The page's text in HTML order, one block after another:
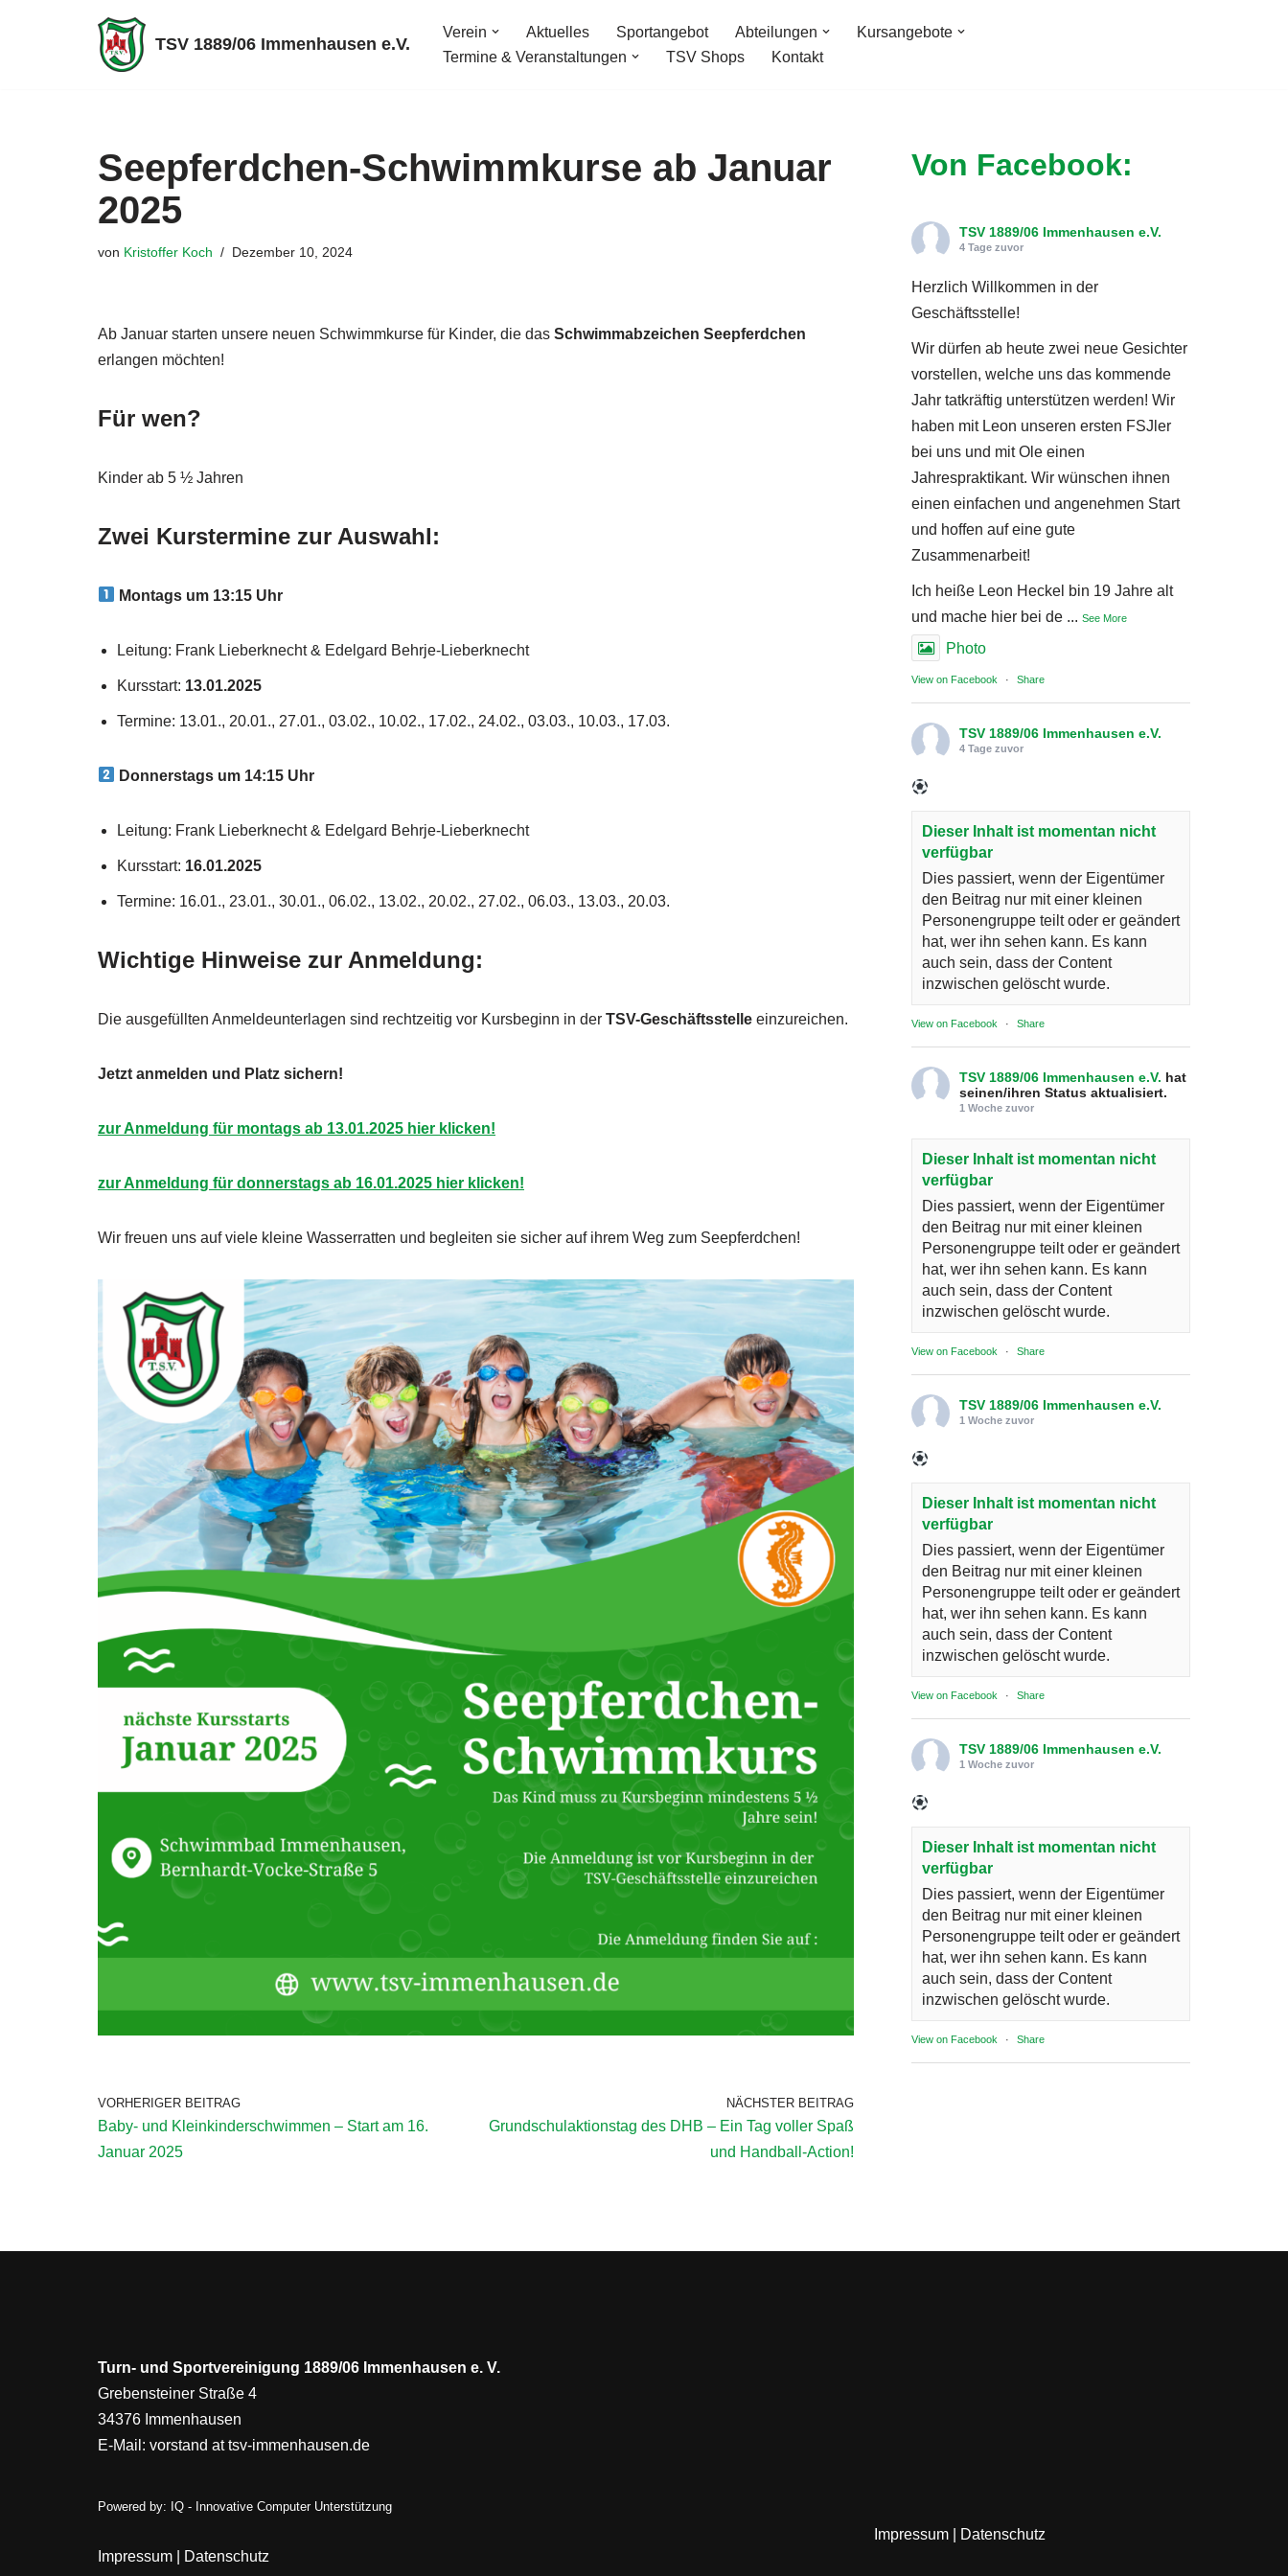
TSV 1889/06 Immenhausen e.V.
Verein Aktuelles Sportangebot Abteilungen
Kursangebote
Termine & Veranstaltungen
TSV Shops Kontakt
Seepferdchen-Schwimmkurse ab Januar
2025
von Kristoffer Koch Dezember 10, 2024
Ab Januar starten unsere neuen Schwimmkurse für Kinder, die das Schwimmabzeichen Seepferdchen
erlangen möchten!
Für wen?
Kinder ab 5 ½ Jahren
Zwei Kurstermine zur Auswahl:
Montags um 13:15 Uhr
Leitung: Frank Lieberknecht & Edelgard Behrje-Lieberknecht
Kursstart: 13.01.2025
Termine: 13.01., 20.01., 27.01., 03.02., 10.02., 17.02., 24.02., 03.03., 10.03., 17.03.
Donnerstags um 14:15 Uhr
Leitung: Frank Lieberknecht & Edelgard Behrje-Lieberknecht
Kursstart: 16.01.2025
Termine: 16.01., 23.01., 30.01., 06.02., 13.02., 20.02., 27.02., 06.03., 13.03., 20.03.
Wichtige Hinweise zur Anmeldung:
Die ausgefüllten Anmeldeunterlagen sind rechtzeitig vor Kursbeginn in der TSV-Geschäftsstelle einzureichen.
Jetzt anmelden und Platz sichern!
zur Anmeldung für montags ab 13.01.2025 hier klicken!
zur Anmeldung für donnerstags ab 16.01.2025 hier klicken!
Wir freuen uns auf viele kleine Wasserratten und begleiten sie sicher auf ihrem Weg zum Seepferdchen!
VORHERIGER BEITRAG
Baby- und Kleinkinderschwimmen – Start am 16.
Januar 2025
NÄCHSTER BEITRAG
Grundschulaktionstag des DHB – Ein Tag voller Spaß
und Handball-Action!
Von Facebook:
TSV 1889/06 Immenhausen e.V.
4 Tage zuvor
Herzlich Willkommen in der
Geschäftsstelle!
Wir dürfen ab heute zwei neue Gesichter
vorstellen, welche uns das kommende
Jahr tatkräftig unterstützen werden! Wir
haben mit Leon unseren ersten FSJler
bei uns und mit Ole einen
Jahrespraktikant. Wir wünschen ihnen
einen einfachen und angenehmen Start
und hoffen auf eine gute
Zusammenarbeit!
Ich heiße Leon Heckel bin 19 Jahre alt
und mache hier bei de ... See More
Photo
View on Facebook · Share
TSV 1889/06 Immenhausen e.V.
4 Tage zuvor
Dieser Inhalt ist momentan nicht
verfügbar
Dies passiert, wenn der Eigentümer
den Beitrag nur mit einer kleinen
Personengruppe teilt oder er geändert
hat, wer ihn sehen kann. Es kann
auch sein, dass der Content
inzwischen gelöscht wurde.
View on Facebook · Share
TSV 1889/06 Immenhausen e.V. hat
seinen/ihren Status aktualisiert.
1 Woche zuvor
Dieser Inhalt ist momentan nicht
verfügbar
Dies passiert, wenn der Eigentümer
den Beitrag nur mit einer kleinen
Personengruppe teilt oder er geändert
hat, wer ihn sehen kann. Es kann
auch sein, dass der Content
inzwischen gelöscht wurde.
View on Facebook · Share
TSV 1889/06 Immenhausen e.V.
1 Woche zuvor
Dieser Inhalt ist momentan nicht
verfügbar
Dies passiert, wenn der Eigentümer
den Beitrag nur mit einer kleinen
Personengruppe teilt oder er geändert
hat, wer ihn sehen kann. Es kann
auch sein, dass der Content
inzwischen gelöscht wurde.
View on Facebook · Share
TSV 1889/06 Immenhausen e.V.
1 Woche zuvor
Dieser Inhalt ist momentan nicht
verfügbar
Dies passiert, wenn der Eigentümer
den Beitrag nur mit einer kleinen
Personengruppe teilt oder er geändert
hat, wer ihn sehen kann. Es kann
auch sein, dass der Content
inzwischen gelöscht wurde.
View on Facebook · Share
Turn- und Sportvereinigung 1889/06 Immenhausen e. V.
Grebensteiner Straße 4
34376 Immenhausen
E-Mail: vorstand at tsv-immenhausen.de
Powered by: IQ - Innovative Computer Unterstützung
Impressum Datenschutz
Impressum Datenschutz